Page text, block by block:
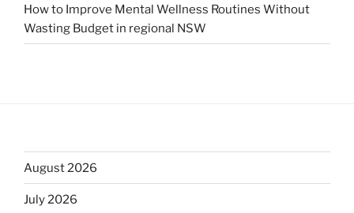
How to Improve Mental Wellness Routines Without
Wasting Budget in regional NSW
August 2026
July 2026